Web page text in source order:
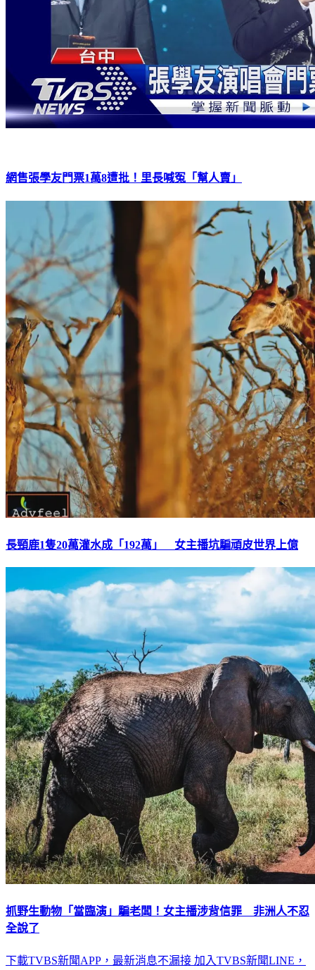
網售張學友門票1萬8遭批！里長喊冤「幫人賣」
長頸鹿1隻20萬灌水成「192萬」 女主播坑騙頑皮世界上億
抓野生動物「當臨演」騙老闆！女主播涉背信罪 非洲人不忍
全說了
下載TVBS新聞APP，最新消息不漏接 加入TVBS新聞LINE，